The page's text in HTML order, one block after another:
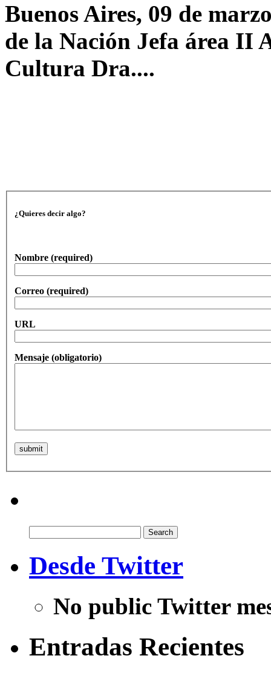
Buenos Aires, 09 de
de la Nación Jefa área II
Cultura Dra....
¿Quieres decir algo?
Nombre (required)
Correo (required)
URL
Mensaje (obligatorio)
for:
Desde Twitter
No public Twitter
Entradas Recientes